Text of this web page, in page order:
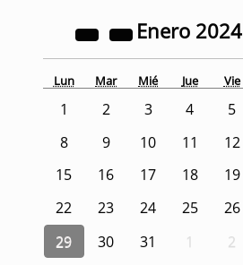
Enero 2024
Lun Mar Mié Jue Vie
1 2 3 4 5
8
9 10 11 12
15
16 17 18 19
22
23 24 25 26
29
30 31 1 2